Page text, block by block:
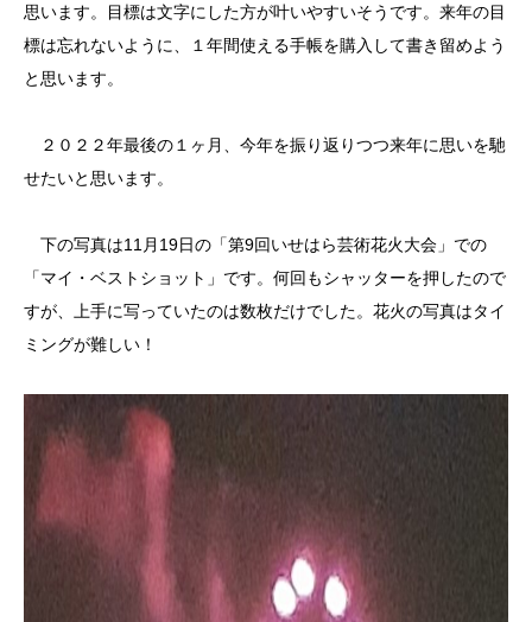
思います。目標は文字にした方が叶いやすいそうです。来年の目
標は忘れないように、１年間使える手帳を購入して書き留めよう
と思います。
２０２２年最後の１ヶ月、今年を振り返りつつ来年に思いを馳
せたいと思います。
下の写真は11月19日の「第9回いせはら芸術花火大会」での
「マイ・ベストショット」です。何回もシャッターを押したので
すが、上手に写っていたのは数枚だけでした。花火の写真はタイ
ミングが難しい！